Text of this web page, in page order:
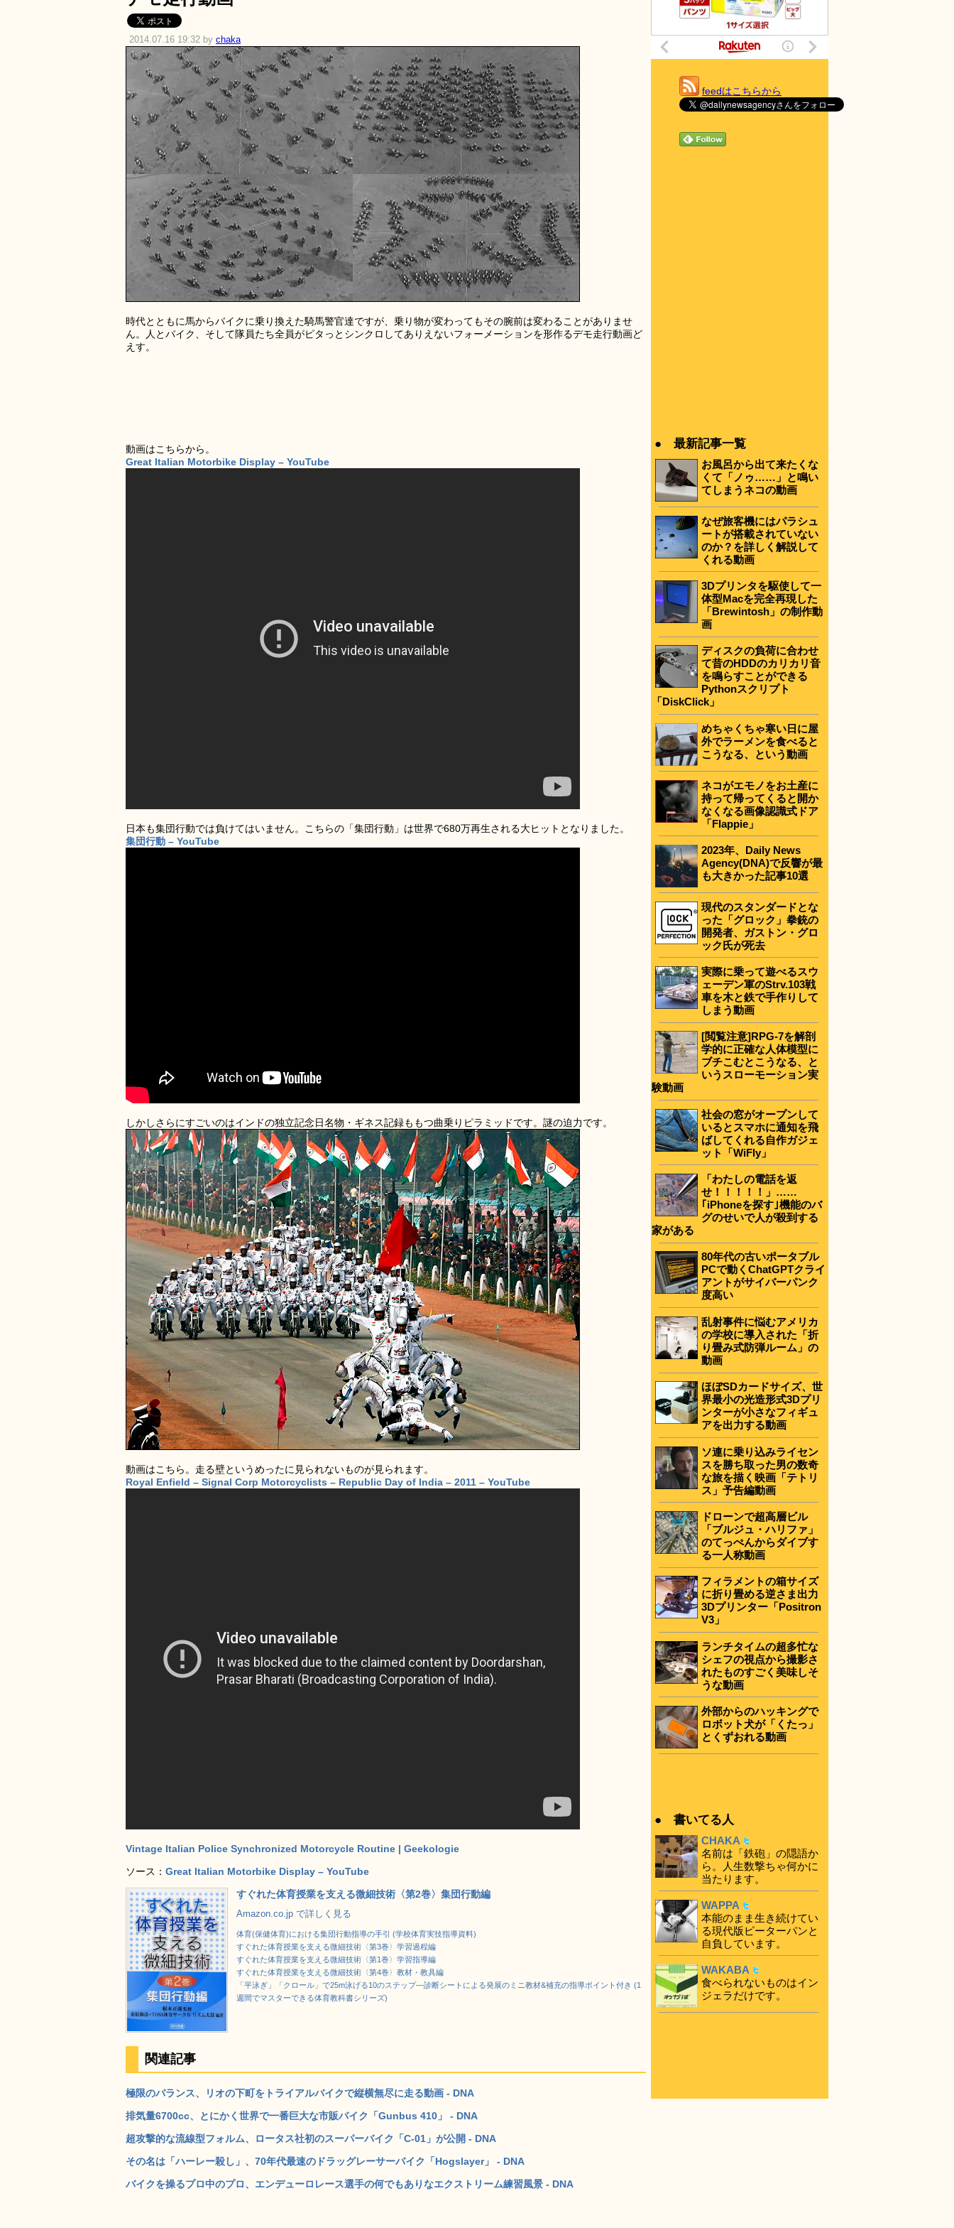
2014.07.16 19:32 by chaka
時代とともに馬からバイクに乗り換えた騎馬警官達ですが、乗り物が変わってもその腕前は変わることがありませ
ん。人とバイク、そして隊員たち全員がピタっとシンクロしてありえないフォーメーションを形作るデモ走行動画ど
えす。
動画はこちらから。
Great Italian Motorbike Display – YouTube
日本も集団行動では負けてはいません。こちらの「集団行動」は世界で680万再生される大ヒットとなりました。
集団行動 – YouTube
しかしさらにすごいのはインドの独立記念日名物・ギネス記録ももつ曲乗りピラミッドです。謎の迫力です。
動画はこちら。走る壁というめったに見られないものが見られます。
Royal Enfield – Signal Corp Motorcyclists – Republic Day of India – 2011 – YouTube
Vintage Italian Police Synchronized Motorcycle Routine | Geekologie
ソース： Great Italian Motorbike Display – YouTube
すぐれた体育授業を支える微細技術〈第2巻〉集団行動編
Amazon.co.jp で詳しく見る
体育(保健体育)における集団行動指導の手引 (学校体育実技指導資料)
すぐれた体育授業を支える微細技術〈第3巻〉学習過程編
すぐれた体育授業を支える微細技術〈第1巻〉学習指導編
すぐれた体育授業を支える微細技術〈第4巻〉教材・教具編
「平泳ぎ」「クロール」で25m泳げる10のステップ―診断シートによる発展のミニ教材&補充の指導ポイント付き (1
週間でマスターできる体育教科書シリーズ)
関連記事
極限のバランス、リオの下町をトライアルバイクで縦横無尽に走る動画 - DNA
排気量6700cc、とにかく世界で一番巨大な市販バイク「Gunbus 410」 - DNA
超攻撃的な流線型フォルム、ロータス社初のスーパーバイク「C-01」が公開 - DNA
その名は「ハーレー殺し」、70年代最速のドラッグレーサーバイク「Hogslayer」 - DNA
バイクを操るプロ中のプロ、エンデューロレース選手の何でもありなエクストリーム練習風景 - DNA
feedはこちらから
● 最新記事一覧
お風呂から出て来たくな
くて「ノゥ……」と鳴い
てしまうネコの動画
なぜ旅客機にはパラシュ
ートが搭載されていない
のか？を詳しく解説して
くれる動画
3Dプリンタを駆使して一
体型Macを完全再現した
「Brewintosh」の制作動
画
ディスクの負荷に合わせ
て昔のHDDのカリカリ音
を鳴らすことができる
Pythonスクリプト
「DiskClick」
めちゃくちゃ寒い日に屋
外でラーメンを食べると
こうなる、という動画
ネコがエモノをお土産に
持って帰ってくると開か
なくなる画像認識式ドア
「Flappie」
2023年、Daily News
Agency(DNA)で反響が最
も大きかった記事10選
現代のスタンダードとな
った「グロック」拳銃の
開発者、ガストン・グロ
ック氏が死去
実際に乗って遊べるスウ
ェーデン軍のStrv.103戦
車を木と鉄で手作りして
しまう動画
[閲覧注意]RPG-7を解剖
学的に正確な人体模型に
ブチこむとこうなる、と
いうスローモーション実
験動画
社会の窓がオープンして
いるとスマホに通知を飛
ばしてくれる自作ガジェ
ット「WiFly」
「わたしの電話を返
せ！！！！！」……
｢iPhoneを探す｣機能のバ
グのせいで人が殺到する
家がある
80年代の古いポータブル
PCで動くChatGPTクライ
アントがサイバーパンク
度高い
乱射事件に悩むアメリカ
の学校に導入された「折
り畳み式防弾ルーム」の
動画
ほぼSDカードサイズ、世
界最小の光造形式3Dプリ
ンターが小さなフィギュ
アを出力する動画
ソ連に乗り込みライセン
スを勝ち取った男の数奇
な旅を描く映画「テトリ
ス」予告編動画
ドローンで超高層ビル
「ブルジュ・ハリファ」
のてっぺんからダイブす
る一人称動画
フィラメントの箱サイズ
に折り畳める逆さま出力
3Dプリンター「Positron
V3」
ランチタイムの超多忙な
シェフの視点から撮影さ
れたものすごく美味しそ
うな動画
外部からのハッキングで
ロボット犬が「くたっ」
とくずおれる動画
● 書いてる人
CHAKA
名前は「鉄砲」の隠語か
ら。人生数撃ちゃ何かに
当たります。
WAPPA
本能のまま生き続けてい
る現代版ピーターパンと
自負しています。
WAKABA
食べられないものはイン
ジェラだけです。